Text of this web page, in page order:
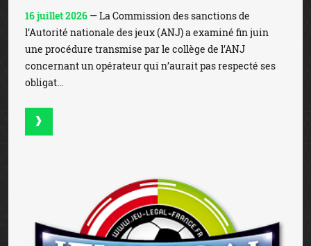
16 juillet 2026 — La Commission des sanctions de
l’Autorité nationale des jeux (ANJ) a examiné fin juin
une procédure transmise par le collège de l’ANJ
concernant un opérateur qui n’aurait pas respecté ses
obligat...